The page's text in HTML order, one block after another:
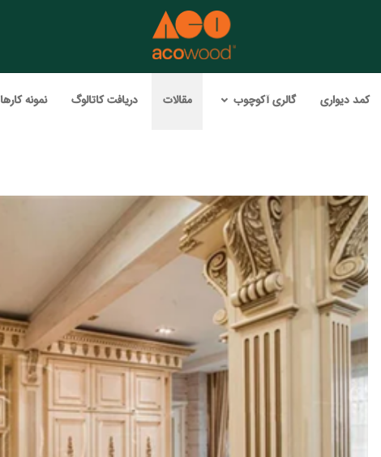
کمد دیواری گالری آکوچوب مقالات دریافت کاتالوگ نمونه کارها